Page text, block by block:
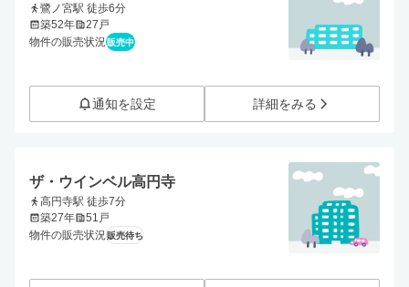
鷺ノ宮駅 徒歩6分
築52年
27戸
物件の販売状況販売中
通知を設定 詳細をみる
ザ・ウインベル高円寺
高円寺駅 徒歩7分
築27年
51戸
物件の販売状況販売待ち